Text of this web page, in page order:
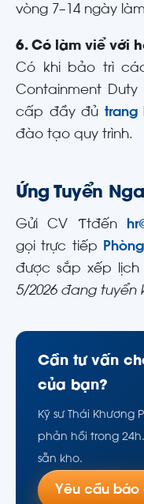
vòng 7–14 ngày
6. Có làm viể với
Có khi bảo trì
Containment Duty
cấp đầy đủ trang
đào tạo quy trình.
Ứng Tuyển
Gửi CV Ƭtđến
gọi trực tiếp
được sắp xếp lịch
5/2026 đang tuyển
Cần tư vấn
của bạn?
Kỹ sư Thái Khương
phản hồi trong
sẵn kho.
Yêu cầu báo